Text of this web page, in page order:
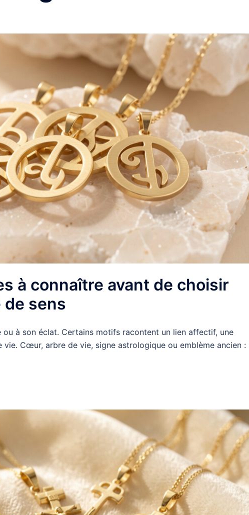
à connaître avant de choisir
de sens
ou à son éclat. Certains motifs racontent un lien affectif, une
Cœur, arbre de vie, signe astrologique ou emblème ancien :